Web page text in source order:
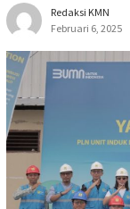
Redaksi KMN
Februari 6, 2025